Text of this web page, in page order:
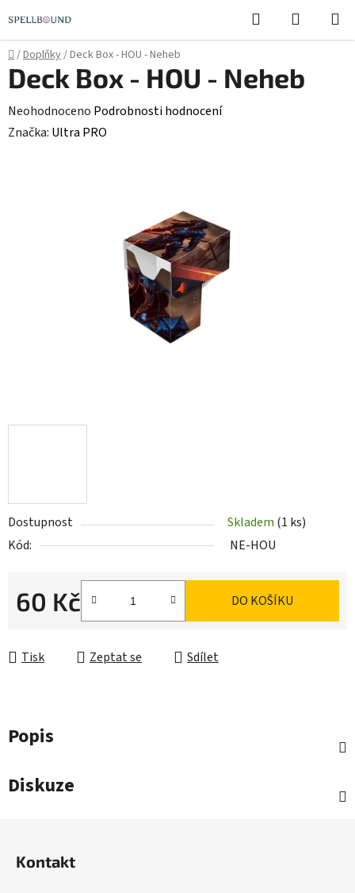
na
obsah
Hledat
KOŠÍK
Domů
/Doplňky/Deck Box - HOU - Neheb
Dostupnost Skladem (1 ks)
Kód:
NE-HOU
60 Kč DO KOŠÍKU
Tisk Zeptat se Sdílet
Deck Box - HOU - Neheb
Průměrné
hodnocení
Neohodnoceno Podrobnosti hodnocení
Značka: Ultra PRO
Popis
Diskuze
Kontakt